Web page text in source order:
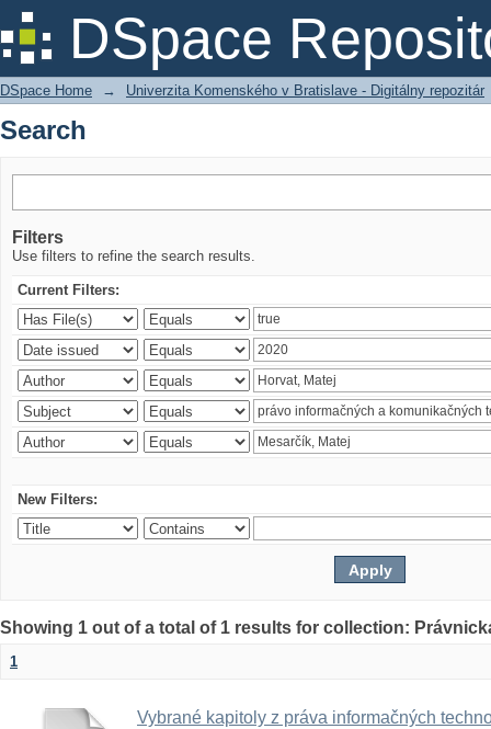
DSpace
Search
DSpace Home → Univerzita Komenského v Bratislave - Digitálny repozitár
Search
Filters
Use filters to refine the search results.
Current Filters:
New Filters:
Showing 1 out of a total of 1 results for collection:
1
Vybrané kapitoly z práva informačných